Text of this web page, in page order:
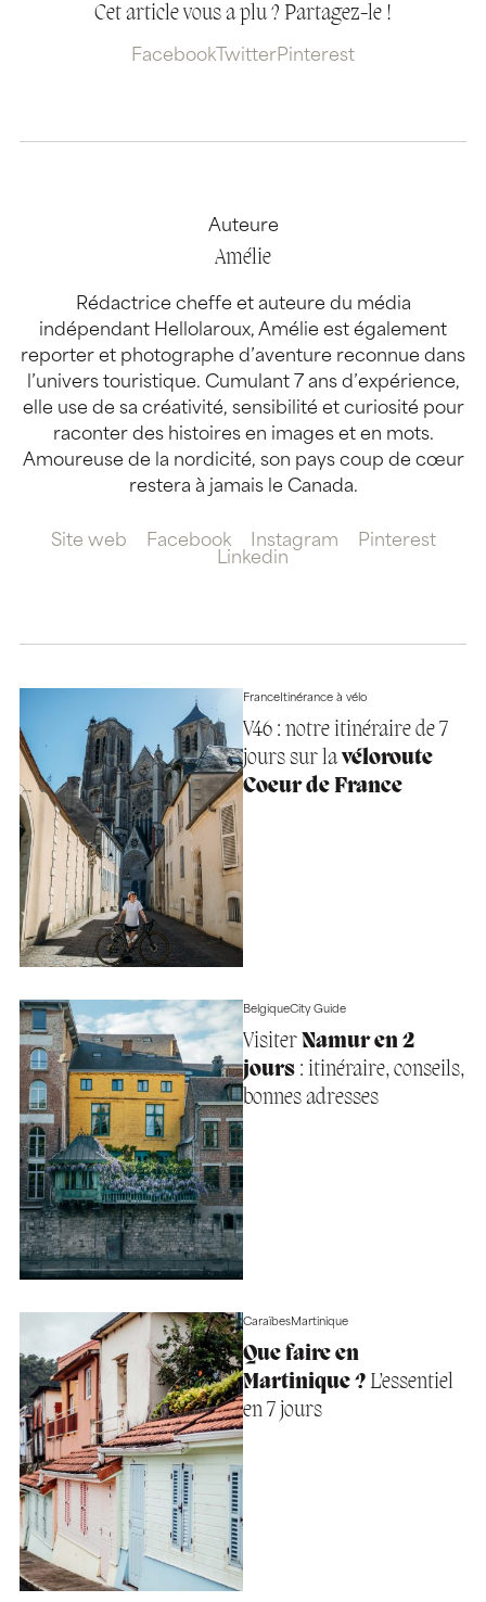
Cet article vous a plu ? Partagez-le !
Facebook TwitterPinterest
Auteure
Amélie
Rédactrice cheffe et auteure du média
indépendant Hellolaroux, Amélie est également
reporter et photographe d’aventure reconnue dans
l’univers touristique. Cumulant 7 ans d’expérience,
elle use de sa créativité, sensibilité et curiosité pour
raconter des histoires en images et en mots.
Amoureuse de la nordicité, son pays coup de cœur
restera à jamais le Canada.
Site web Facebook Instagram
Pinterest
Linkedin
FranceItinérance à vélo
V46 : notre itinéraire de 7
jours sur lavéloroute
Coeur de France
BelgiqueCity Guide
Visiter Namur en 2
jours: itinéraire, conseils,
bonnes adresses
CaraïbesMartinique
Que faire en
Martinique ?L’essentiel
en 7 jours